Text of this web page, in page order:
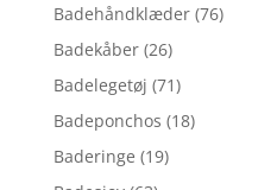
Badehåndklæder (76)
Badekåber (26)
Badelegetøj (71)
Badeponchos (18)
Baderinge (19)